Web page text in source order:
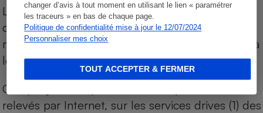
changer d’avis à tout moment en utilisant le lien « paramétrer
les traceurs » en bas de chaque page.
Politique de confidentialité mise à jour le 12/07/2024
Personnaliser mes choix
TOUT ACCEPTER & FERMER
Les comparaisons sont réalisées sur l’ensemble
des produits des magasins. Les produits de
marques de distributeurs (MDD) sont comparés à
leurs équivalents chez leurs concurrents.
Chaque jour, les prix de tous les produits sont
relevés par Internet, sur les services drives (1) des